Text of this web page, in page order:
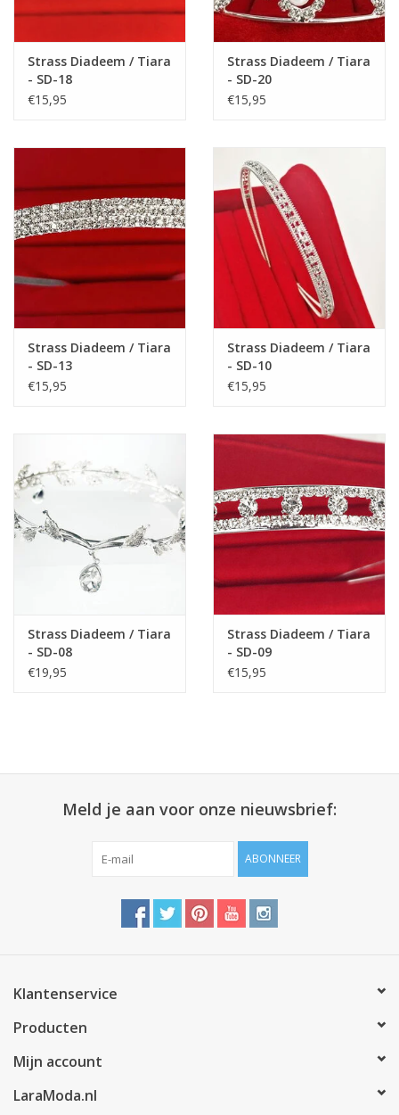
LET OP: Onze schoentjes zijn alleen geschikt voor kinderen,
Strass Diadeem / Tiara
- SD-18
€15,95
Strass Diadeem / Tiara
- SD-20
€15,95
Strass Diadeem / Tiara
- SD-13
€15,95
Strass Diadeem / Tiara
- SD-10
€15,95
Strass Diadeem / Tiara
- SD-08
€19,95
Strass Diadeem / Tiara
- SD-09
€15,95
Meld je aan voor onze nieuwsbrief:
ABONNEER
Klantenservice
Producten
Mijn account
LaraModa.nl